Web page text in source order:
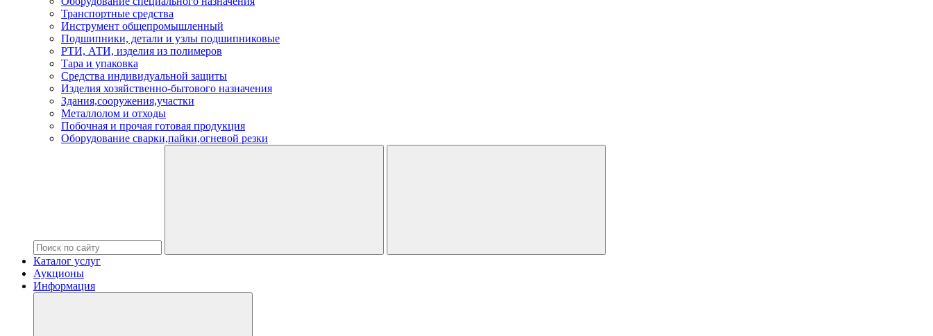
Транспортные средства
Инструмент общепромышленный
Подшипники, детали и узлы подшипниковые
РТИ, АТИ, изделия из полимеров
Тара и упаковка
Средства индивидуальной защиты
Изделия хозяйственно-бытового назначения
Здания,сооружения,участки
Металлолом и отходы
Побочная и прочая готовая продукция
Оборудование сварки,пайки,огневой резки
Каталог услуг
Аукционы
Информация